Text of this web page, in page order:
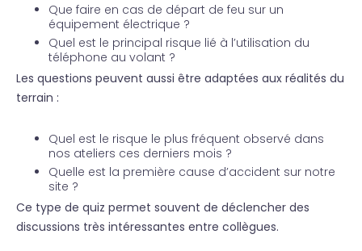
Que faire en cas de départ de feu sur un
équipement électrique ?
Quel est le principal risque lié à l’utilisation du
téléphone au volant ?
Les questions peuvent aussi être adaptées aux réalités du
terrain :
Quel est le risque le plus fréquent observé dans
nos ateliers ces derniers mois ?
Quelle est la première cause d’accident sur notre
site ?
Ce type de quiz permet souvent de déclencher des
discussions très intéressantes entre collègues.